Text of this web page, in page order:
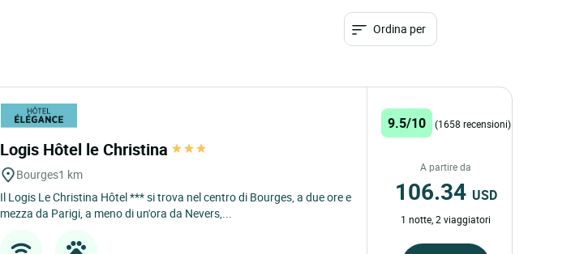
Ordina per
Logis Hôtel le Christina
Bourges1 km
Il Logis Le Christina Hôtel *** si trova nel centro di Bourges, a due ore e
mezza da Parigi, a meno di un'ora da Nevers,...
9.5/10 (1658 recensioni)
A partire da
106.34 USD
1 notte, 2 viaggiatori